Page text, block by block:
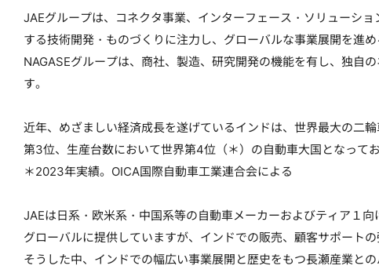
JAEグループは、コネクタ事業、インターフェース・ソリューシ
する技術開発・ものづくりに注力し、グローバルな事業展開を進
NAGASEグループは、商社、製造、研究開発の機能を有し、独自
す。
近年、めざましい経済成長を遂げているインドは、世界最大の二
第3位、生産台数において世界第4位（＊）の自動車大国となって
＊2023年実績。OICA国際自動車工業連合会による
JAEは日系・欧米系・中国系等の自動車メーカーおよびティア１
グローバルに提供していますが、インドでの販売、顧客サポート
そうした中、インドでの幅広い事業展開と歴史をもつ長瀬産業と